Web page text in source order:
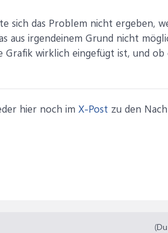
sich das Problem nicht ergeben,
aus irgendeinem Grund nicht
Grafik wirklich eingefügt ist, und
hier noch im X-Post zu den